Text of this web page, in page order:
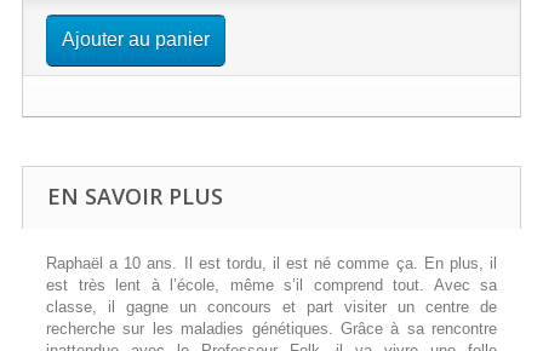
Ajouter au panier
EN SAVOIR PLUS
Raphaël a 10 ans. Il est tordu, il est né comme ça. En plus, il
est très lent à l’école, même s’il comprend tout. Avec sa
classe, il gagne un concours et part visiter un centre de
recherche sur les maladies génétiques. Grâce à sa rencontre